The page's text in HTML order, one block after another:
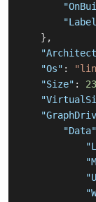
} ,
"Os" :
"Size" :
"Data"